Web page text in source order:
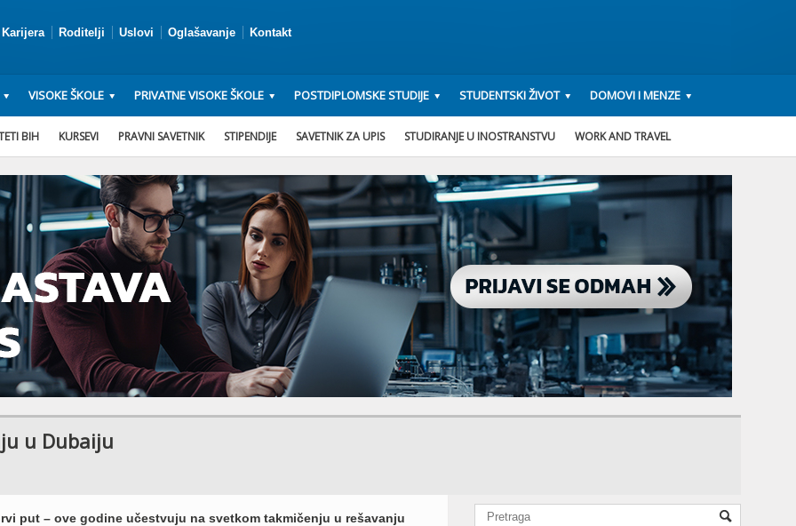
Karijera Roditelji Uslovi Oglašavanje Kontakt
VISOKE ŠKOLE PRIVATNE VISOKE ŠKOLE POSTDIPLOMSKE STUDIJE STUDENTSKI ŽIVOT DOMOVI I MENZE
BIH KURSEVI PRAVNI SAVETNIK STIPENDIJE SAVETNIK ZA UPIS STUDIRANJE U INOSTRANSTVU WORK AND TRAVEL
u Dubaiju
put – ove godine učestvuju na svetkom takmičenju u rešavanju